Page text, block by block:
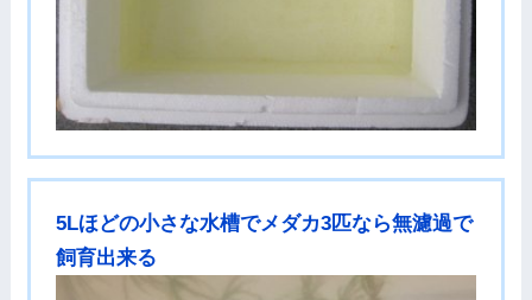
5Lほどの小さな水槽でメダカ3匹なら無濾過で
飼育出来る